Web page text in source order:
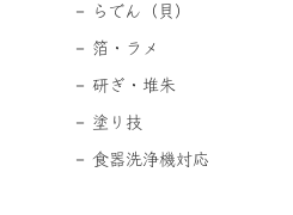
らでん（貝）
箔・ラメ
研ぎ・堆朱
塗り技
食器洗浄機対応